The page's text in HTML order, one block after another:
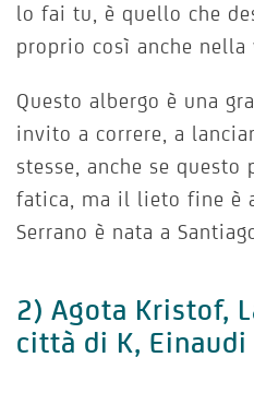
lo fai tu, è quello che
proprio così anche nella
Questo albergo è una
invito a correre, a
stesse, anche se questo
fatica, ma il lieto fine è
Serrano è nata a
2) Agota Kristof,
città di K, Einaudi